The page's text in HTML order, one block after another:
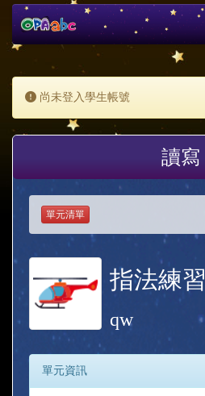
尚未登入學生帳號
讀寫
單元清單
指法練習
qw
單元資訊